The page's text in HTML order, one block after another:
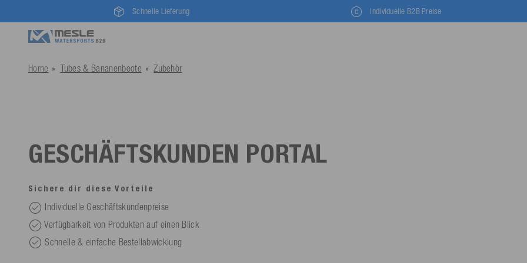
Schnelle Lieferung Individuelle B2B Preise
Home Tubes & Bananenboote Zubehör
GESCHÄFTSKUNDEN PORTAL
Sichere dir diese Vorteile
Individuelle Geschäftskundenpreise
Verfügbarkeit von Produkten auf einen Blick
Schnelle & einfache Bestellabwicklung